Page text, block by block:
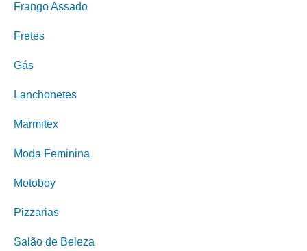
Frango Assado
Fretes
Gás
Lanchonetes
Marmitex
Moda Feminina
Motoboy
Pizzarias
Salão de Beleza